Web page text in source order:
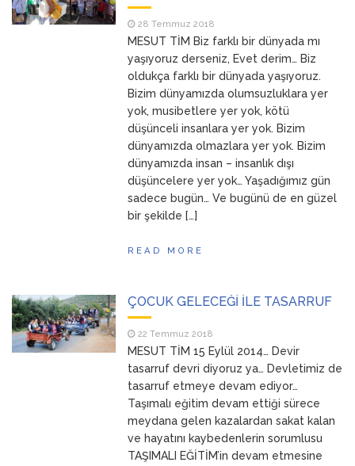
28 Temmuz 2018
MESUT TİM Biz farklı bir dünyada mı
yaşıyoruz derseniz, Evet derim… Biz
oldukça farklı bir dünyada yaşıyoruz.
Bizim dünyamızda olumsuzluklara yer
yok, musibetlere yer yok, kötü
düşünceli insanlara yer yok. Bizim
dünyamızda olmazlara yer yok. Bizim
dünyamızda insan – insanlık dışı
düşüncelere yer yok… Yaşadığımız gün
sadece bugün… Ve bugünü de en güzel
bir şekilde […]
READ MORE
ÇOCUK GELECEĞİ İLE TASARRUF
22 Temmuz 2018
MESUT TİM 15 Eylül 2014… Devir
tasarruf devri diyoruz ya… Devletimiz de
tasarruf etmeye devam ediyor…
Taşımalı eğitim devam ettiği sürece
meydana gelen kazalardan sakat kalan
ve hayatını kaybedenlerin sorumlusu
TAŞIMALI EĞİTİM’in devam etmesine